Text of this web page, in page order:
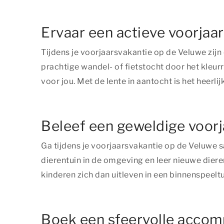
Ervaar een actieve
Tijdens je voorjaarsvakantie op de Veluwe
prachtige wandel- of fietstocht door het
voor jou. Met de lente in aantocht is het
Beleef een geweldige
Ga tijdens je voorjaarsvakantie op de Veluwe
dierentuin in de omgeving en leer nieuwe
kinderen zich dan uitleven in een
Boek een sfeervolle